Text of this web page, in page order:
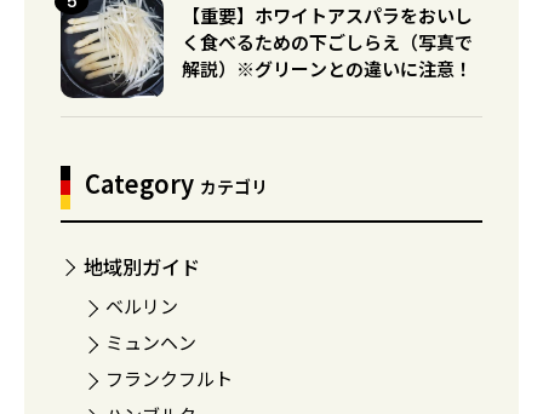
【重要】ホワイトアスパラをおいし
く食べるための下ごしらえ（写真で
解説）※グリーンとの違いに注意！
Category カテゴリ
地域別ガイド
ベルリン
ミュンヘン
フランクフルト